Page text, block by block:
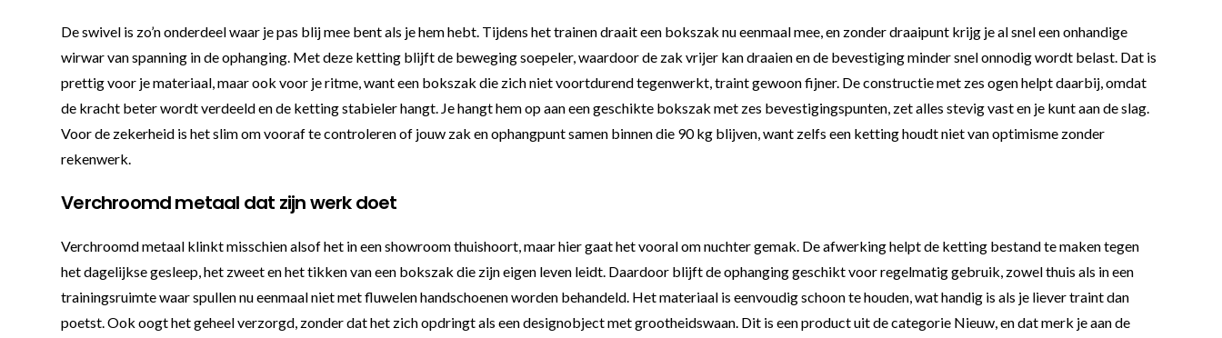
De swivel is zo’n onderdeel waar je pas blij mee bent als je hem hebt. Tijdens het trainen draait een bokszak nu eenmaal mee, en zonder draaipunt krijg je al snel een onhandige
wirwar van spanning in de ophanging. Met deze ketting blijft de beweging soepeler, waardoor de zak vrijer kan draaien en de bevestiging minder snel onnodig wordt belast. Dat is
prettig voor je materiaal, maar ook voor je ritme, want een bokszak die zich niet voortdurend tegenwerkt, traint gewoon fijner. De constructie met zes ogen helpt daarbij, omdat
de kracht beter wordt verdeeld en de ketting stabieler hangt. Je hangt hem op aan een geschikte bokszak met zes bevestigingspunten, zet alles stevig vast en je kunt aan de slag.
Voor de zekerheid is het slim om vooraf te controleren of jouw zak en ophangpunt samen binnen die 90 kg blijven, want zelfs een ketting houdt niet van optimisme zonder
rekenwerk.
Verchroomd metaal dat zijn werk doet
Verchroomd metaal klinkt misschien alsof het in een showroom thuishoort, maar hier gaat het vooral om nuchter gemak. De afwerking helpt de ketting bestand te maken tegen
het dagelijkse gesleep, het zweet en het tikken van een bokszak die zijn eigen leven leidt. Daardoor blijft de ophanging geschikt voor regelmatig gebruik, zowel thuis als in een
trainingsruimte waar spullen nu eenmaal niet met fluwelen handschoenen worden behandeld. Het materiaal is eenvoudig schoon te houden, wat handig is als je liever traint dan
poetst. Ook oogt het geheel verzorgd, zonder dat het zich opdringt als een designobject met grootheidswaan. Dit is een product uit de categorie Nieuw, en dat merk je aan de